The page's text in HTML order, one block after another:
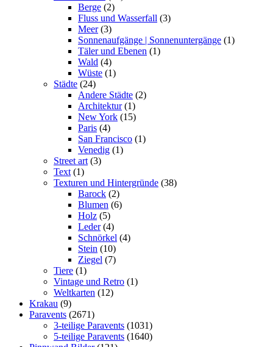
Berge (2)
Fluss und Wasserfall (3)
Meer (3)
Sonnenaufgänge | Sonnenuntergänge (1)
Täler und Ebenen (1)
Wald (4)
Wüste (1)
Städte (24)
Andere Städte (2)
Architektur (1)
New York (15)
Paris (4)
San Francisco (1)
Venedig (1)
Street art (3)
Text (1)
Texturen und Hintergründe (38)
Barock (2)
Blumen (6)
Holz (5)
Leder (4)
Schnörkel (4)
Stein (10)
Ziegel (7)
Tiere (1)
Vintage und Retro (1)
Weltkarten (12)
Krakau (9)
Paravents (2671)
3-teilige Paravents (1031)
5-teilige Paravents (1640)